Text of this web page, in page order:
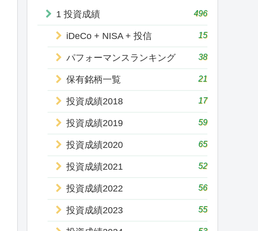
1 投資成績 496
iDeCo + NISA + 投信 15
パフォーマンスランキング 38
保有銘柄一覧 21
投資成績2018 17
投資成績2019 59
投資成績2020 65
投資成績2021 52
投資成績2022 56
投資成績2023 55